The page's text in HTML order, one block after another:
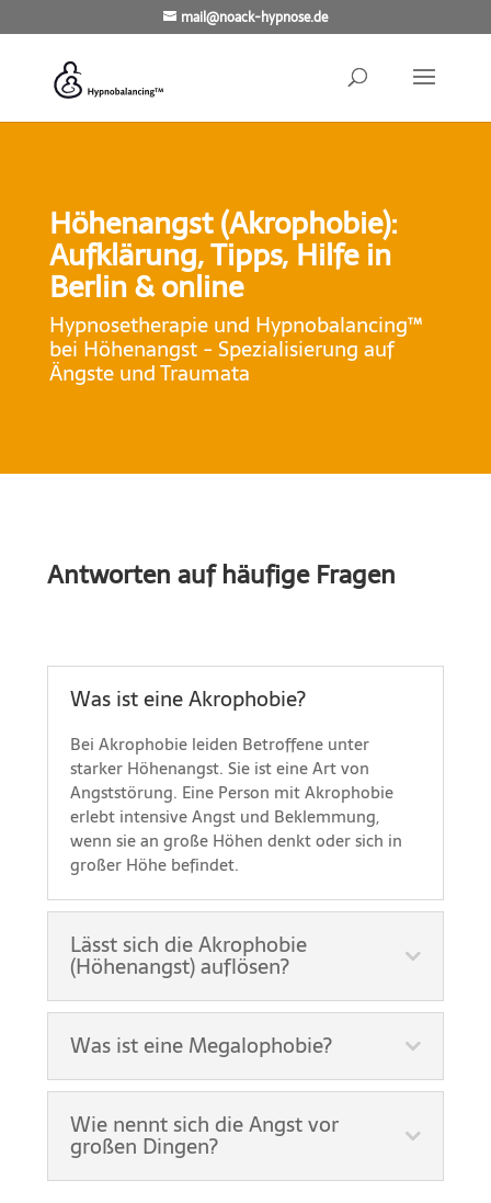
mail@noack-hypnose.de
Höhenangst (Akrophobie):
Aufklärung, Tipps, Hilfe in
Berlin & online
Hypnosetherapie und Hypnobalancing™
bei Höhenangst - Spezialisierung auf
Ängste und Traumata
Antworten auf häufige Fragen
Was ist eine Akrophobie?
Bei Akrophobie leiden Betroffene unter
starker Höhenangst. Sie ist eine Art von
Angststörung. Eine Person mit Akrophobie
erlebt intensive Angst und Beklemmung,
wenn sie an große Höhen denkt oder sich in
großer Höhe befindet.
Lässt sich die Akrophobie
(Höhenangst) auflösen?
Was ist eine Megalophobie?
Wie nennt sich die Angst vor
großen Dingen?